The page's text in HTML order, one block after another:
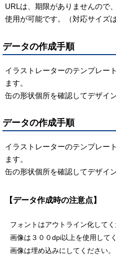
URLは、期限がありませんので
使用が可能です。（対応サイズ
データの作成手順
イラストレーターのテンプレー
ます。
缶の形状個所を確認してデザイ
データの作成手順
イラストレーターのテンプレー
ます。
缶の形状個所を確認してデザイ
【データ作成時の注意点】
フォントはアウトライン化してく
画像は３００dpi以上を使用して
画像は埋め込みにしてください。